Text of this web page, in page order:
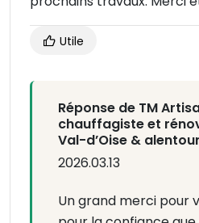
Utile
Réponse de TM
chauffagiste et
Val-d’Oise &
2026.03.13
Un grand merci pour